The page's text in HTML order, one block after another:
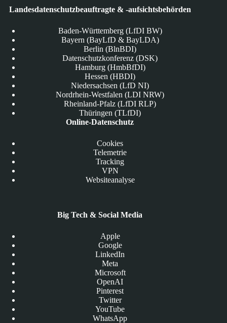
Landesdatenschutzbeauftragte & -aufsichtsbehörden
Baden-Württemberg (LfDI BW)
Bayern (BayLfD & BayLDA)
Berlin (BlnBDI)
Datenschutzkonferenz (DSK)
Hamburg (HmbBfDI)
Hessen (HBDI)
Niedersachsen (LfD NI)
Nordrhein-Westfalen (LDI NRW)
Rheinland-Pfalz (LfDI RLP)
Thüringen (TLfDI)
Online-Datenschutz
Cookies
Telemetrie
Tracking
VPN
Websiteanalyse
Big Tech & Social Media
Apple
Google
LinkedIn
Meta
Microsoft
OpenAI
Pinterest
Twitter
YouTube
WhatsApp